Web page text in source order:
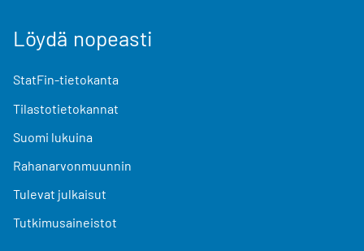
Löydä nopeasti
StatFin-tietokanta
Tilastotietokannat
Suomi lukuina
Rahanarvonmuunnin
Tulevat julkaisut
Tutkimusaineistot